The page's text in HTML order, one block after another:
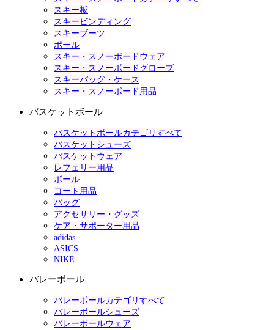
スキー板
スキービンディング
スキーブーツ
ポール
スキー・スノーボードウェア
スキー・スノーボードグローブ
スキーバッグ・ケース
スキー・スノーボード用品
バスケットボール
バスケットボールカテゴリすべて
バスケットシューズ
バスケットウェア
レフェリー用品
ボール
コート用品
バッグ
アクセサリー・グッズ
ケア・サポーター用品
adidas
ASICS
NIKE
バレーボール
バレーボールカテゴリすべて
バレーボールシューズ
バレーボールウェア